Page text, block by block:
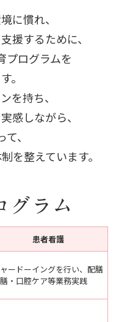
に慣れ、
援するために、
プログラムを
。
を持ち、
感しながら、
、
を整えています。
グラム
患者看護
ードーイングを行い、配膳
・口腔ケア等業務実践